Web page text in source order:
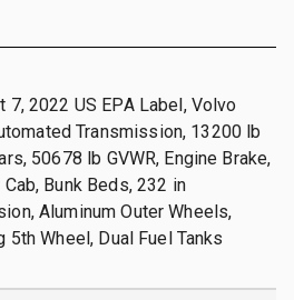
7, 2022 US EPA Label, Volvo
Transmission, 13200 lb
50678 lb GVWR, Engine Brake,
Bunk Beds, 232 in
Aluminum Outer Wheels,
Wheel, Dual Fuel Tanks